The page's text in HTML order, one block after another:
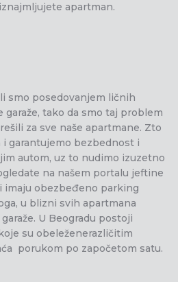
apartman.
smo posedovanjem ličnih
tako da smo taj problem
za sve naše apartmane. Zto
garantujemo bezbednost i
autom, uz to nudimo izuzetno
na našem portalu jeftine
imaju obezbeđeno parking
u blizni svih apartmana
U Beogradu postoji
su obeleženerazličitim
porukom po započetom satu.